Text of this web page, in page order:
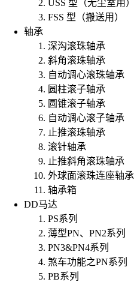
USS 型（无尘室用）
FSS 型（搬送用）
轴承
深沟滚珠轴承
斜角滚珠轴承
自动调心滚珠轴承
圆柱滚子轴承
圆锥滚子轴承
自动调心滚子轴承
止推滚珠轴承
滚针轴承
止推斜角滚珠轴承
外球面滚珠连座轴承
轴承箱
DD马达
PS系列
薄型PN、PN2系列
PN3&PN4系列
煞车功能之PN系列
PB系列